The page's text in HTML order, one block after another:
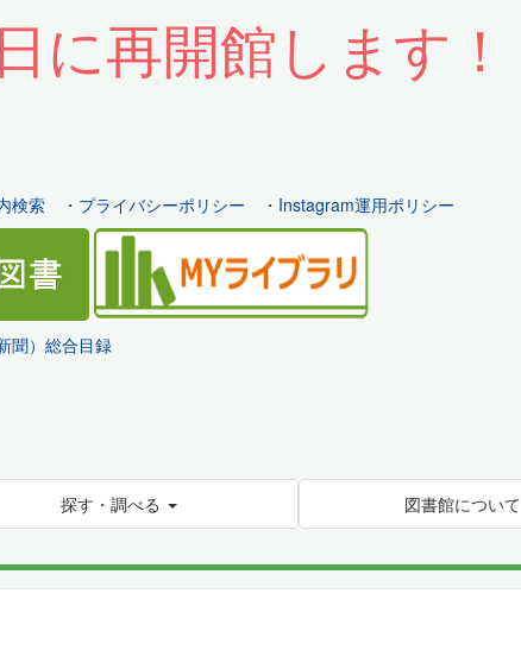
に再開館します！
検索 ・ プライバシーポリシー ・ Instagram運用ポリシー
聞）総合目録
探す・調べる
図書館について